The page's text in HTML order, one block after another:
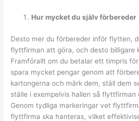
Hur mycket du själv förbereder
Desto mer du förbereder inför flytten,
flyttfirman att göra, och desto billigare
Framförallt om du betalar ett timpris
spara mycket pengar genom att
kartongerna och märk dem, ställ dem
ställe i exempelvis hallen så flyttfirman
Genom tydliga markeringar vet
flyttfirma ska hanteras, vilket